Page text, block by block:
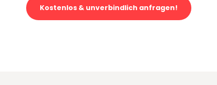
Kostenlos & unverbindlich anfragen!